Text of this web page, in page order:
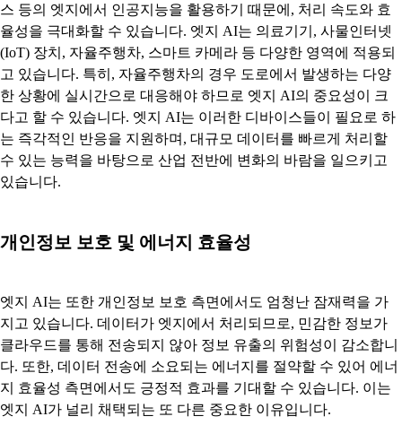
스 등의 엣지에서 인공지능을 활용하기 때문에, 처리 속도와 효
율성을 극대화할 수 있습니다. 엣지 AI는 의료기기, 사물인터넷
(IoT) 장치, 자율주행차, 스마트 카메라 등 다양한 영역에 적용되
고 있습니다. 특히, 자율주행차의 경우 도로에서 발생하는 다양
한 상황에 실시간으로 대응해야 하므로 엣지 AI의 중요성이 크
다고 할 수 있습니다. 엣지 AI는 이러한 디바이스들이 필요로 하
는 즉각적인 반응을 지원하며, 대규모 데이터를 빠르게 처리할
수 있는 능력을 바탕으로 산업 전반에 변화의 바람을 일으키고
있습니다.
개인정보 보호 및 에너지 효율성
엣지 AI는 또한 개인정보 보호 측면에서도 엄청난 잠재력을 가
지고 있습니다. 데이터가 엣지에서 처리되므로, 민감한 정보가
클라우드를 통해 전송되지 않아 정보 유출의 위험성이 감소합니
다. 또한, 데이터 전송에 소요되는 에너지를 절약할 수 있어 에너
지 효율성 측면에서도 긍정적 효과를 기대할 수 있습니다. 이는
엣지 AI가 널리 채택되는 또 다른 중요한 이유입니다.